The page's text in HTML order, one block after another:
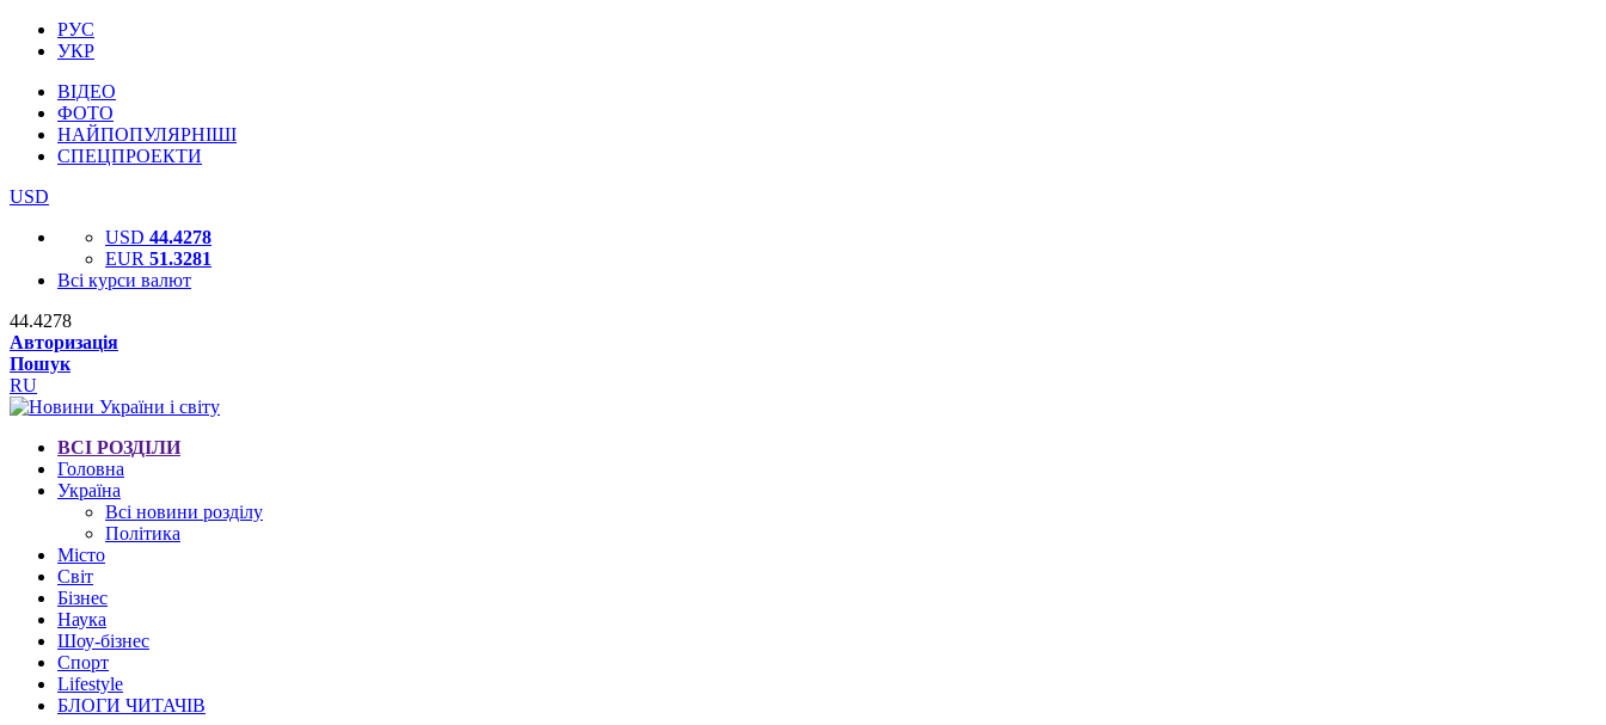
РУС
УКР
ВІДЕО
ФОТО
НАЙПОПУЛЯРНІШІ
СПЕЦПРОЕКТИ
USD
USD 44.4278
EUR 51.3281
Всі курси валют
44.4278
Авторизація
Пошук
RU
ВСІ РОЗДІЛИ
Головна
Україна
Всі новини розділу
Політика
Місто
Світ
Бізнес
Наука
Шоу-бізнес
Спорт
Lifestyle
БЛОГИ ЧИТАЧІВ